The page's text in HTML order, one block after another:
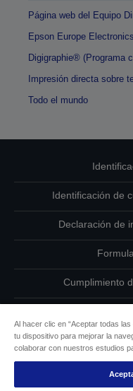
Página web del Equipo
Epson Europe Electronics
Digigraphie® (Programa
Impresión directa sobre
Todo el mundo
Identificación de
Declaración de
Cumplimiento
Compromiso
Al hacer clic en “Aceptar todas
tu dispositivo para mejorar la
colaborar con nuestros estudios